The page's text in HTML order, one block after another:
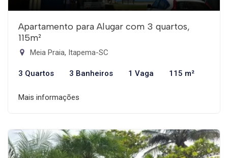
Apartamento para Alugar com 3 quartos,
115m²
Meia Praia, Itapema-SC
3 Quartos 3 Banheiros 1 Vaga 115 m²
Mais informações